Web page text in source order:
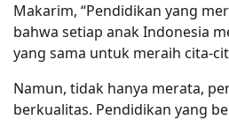
Makarim, “Pendidikan yang
bahwa setiap anak Indonesia
yang sama untuk meraih cita-
Namun, tidak hanya merata,
berkualitas. Pendidikan yang